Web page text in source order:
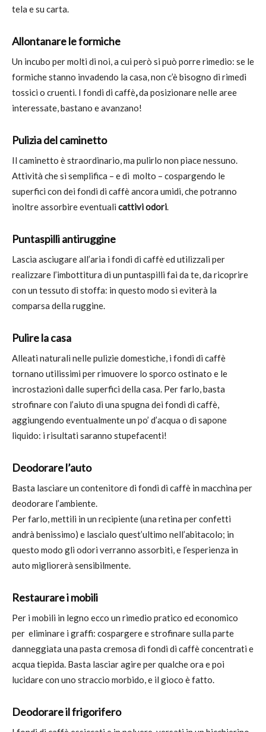
tela e su carta.
Allontanare le formiche
Un incubo per molti di noi, a cui però si può porre rimedio: se le
formiche stanno invadendo la casa, non c’è bisogno di rimedi
tossici o cruenti. I fondi di caffè,da posizionare nelle aree
interessate, bastano e avanzano!
Pulizia del caminetto
Il caminetto è straordinario, ma pulirlo non piace nessuno.
Attività che si semplifica – e di molto – cospargendo le
superfici con dei fondi di caffè ancora umidi, che potranno
inoltre assorbire eventuali cattivi odori
Puntaspilli antiruggine
Lascia asciugare all’aria i fondi di caffè ed utilizzali per
realizzare l’imbottitura di un puntaspilli fai da te, da ricoprire
con un tessuto di stoffa: in questo modo si eviterà la
comparsa della ruggine.
Pulire la casa
Alleati naturali nelle pulizie domestiche, i fondi di caffè
tornano utilissimi per rimuovere lo sporco ostinato e le
incrostazioni dalle superfici della casa. Per farlo, basta
strofinare con l’aiuto di una spugna dei fondi di caffè,
aggiungendo eventualmente un po’ d’acqua o di sapone
liquido: i risultati saranno stupefacenti!
Deodorare l’auto
Basta lasciare un contenitore di fondi di caffè in macchina per
deodorare l’ambiente.
Per farlo, mettili in un recipiente (una retina per confetti
andrà benissimo) e lascialo quest’ultimo nell’abitacolo; in
questo modo gli odori verranno assorbiti, e l’esperienza in
auto migliorerà sensibilmente.
Restaurare i mobili
Per i mobili in legno ecco un rimedio pratico ed economico
per eliminare i graffi: cospargere e strofinare sulla parte
danneggiata una pasta cremosa di fondi di caffè concentrati e
acqua tiepida. Basta lasciar agire per qualche ora e poi
lucidare con uno straccio morbido, e il gioco è fatto.
Deodorare il frigorifero